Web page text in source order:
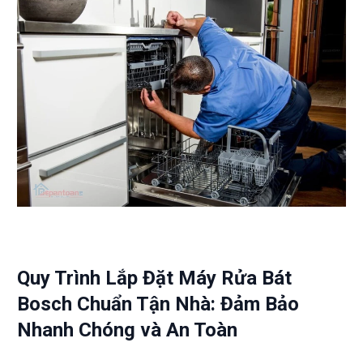
Quy Trình Lắp Đặt Máy Rửa Bát
Bosch Chuẩn Tận Nhà: Đảm Bảo
Nhanh Chóng và An Toàn